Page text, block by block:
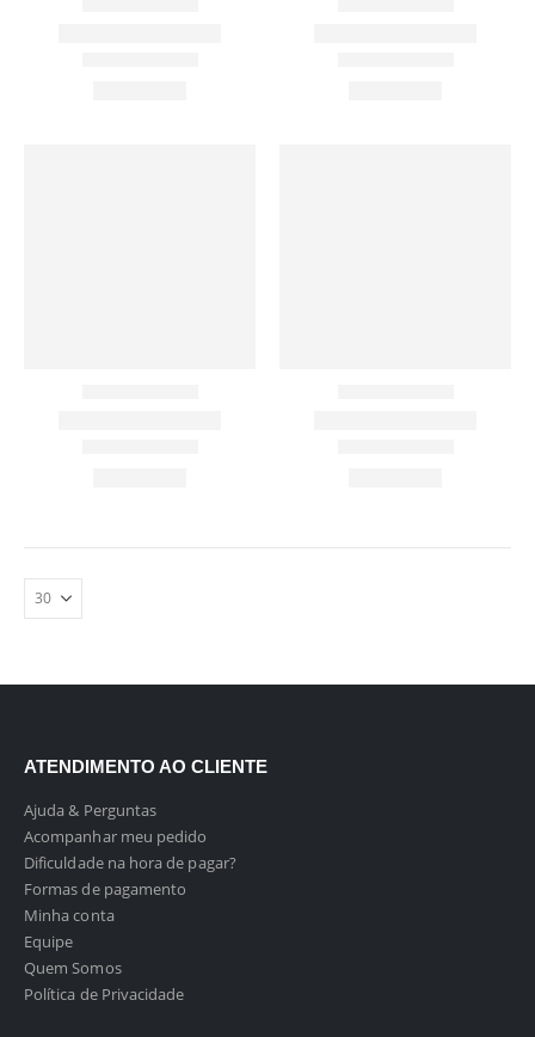
ATENDIMENTO AO CLIENTE
Ajuda & Perguntas
Acompanhar meu pedido
Dificuldade na hora de pagar?
Formas de pagamento
Minha conta
Equipe
Quem Somos
Política de Privacidade